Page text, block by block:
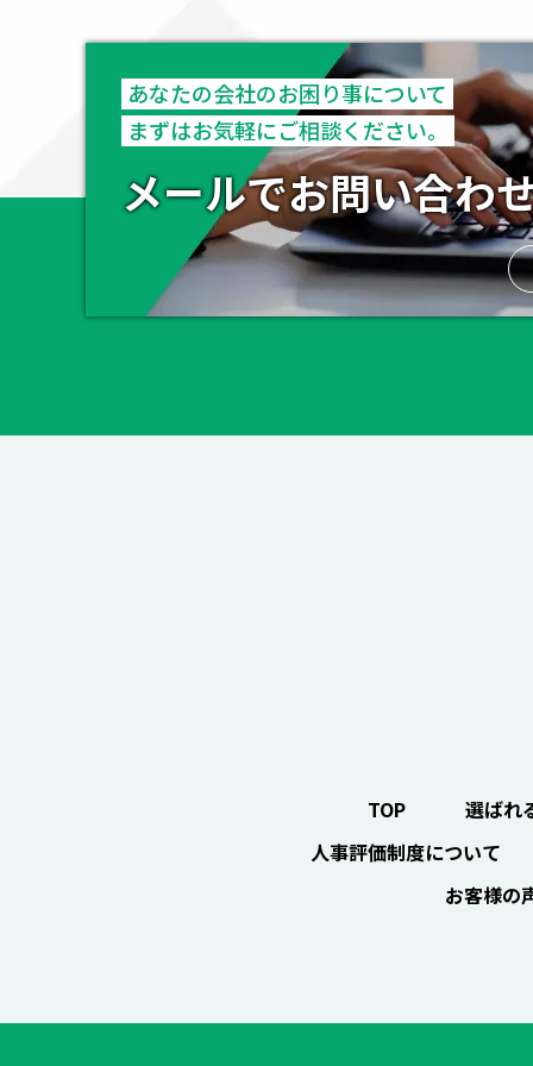
あなたの会社のお困り事について
まずはお気軽にご相談ください。
メールでお問い合わ
TOP
選ばれ
人事評価制度について
お客様の